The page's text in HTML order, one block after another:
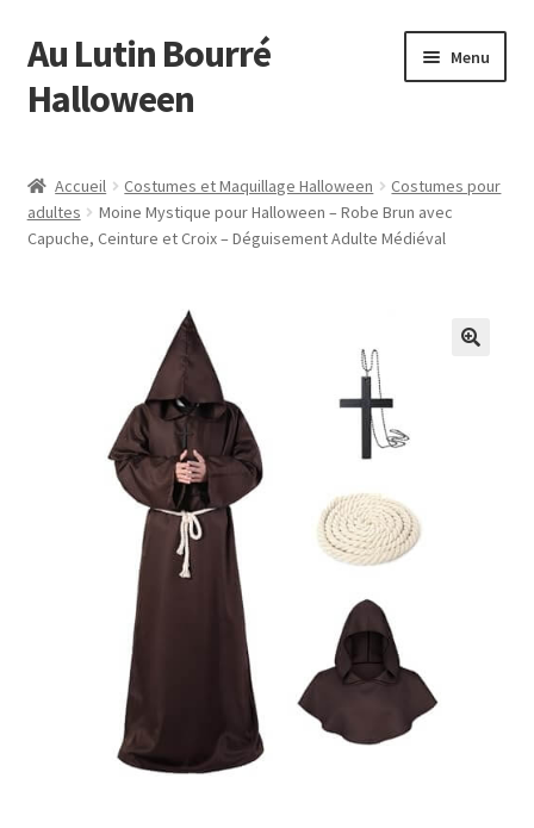
Aller
à
la
Aller
au
contenu
Au Lutin Bourré
Halloween
Menu
Bienvenue
Mon compte
Page d’exemple
Accueil Costumes et Maquillage Halloween
Costumes pour
adultes
Moine Mystique pour Halloween – Robe Brun avec
Capuche, Ceinture et Croix – Déguisement Adulte Médiéval